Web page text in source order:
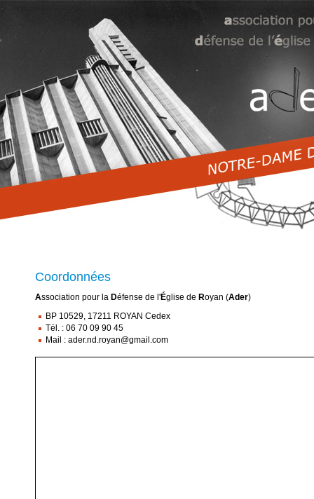
Coordonnées
Association pour la Défense de l'Église de Royan (Ader)
BP 10529, 17211 ROYAN Cedex
Tél. : 06 70 09 90 45
Mail : ader.nd.royan@gmail.com